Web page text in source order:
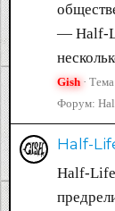
— Half-
Gish Тема
Форум:
Half-
Half-